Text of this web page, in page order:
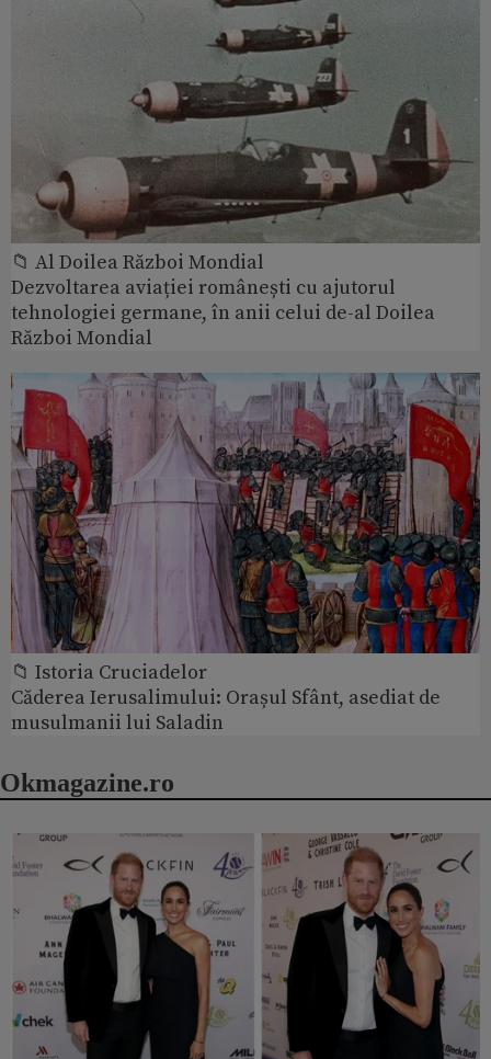
📁 Al Doilea Război Mondial
Dezvoltarea aviației românești cu ajutorul
tehnologiei germane, în anii celui de-al Doilea
Război Mondial
📁 Istoria Cruciadelor
Căderea Ierusalimului: Orașul Sfânt, asediat de
musulmanii lui Saladin
Okmagazine.ro